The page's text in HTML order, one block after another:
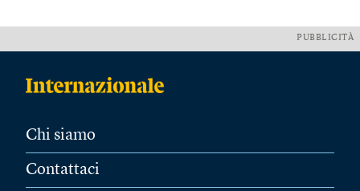
PUBBLICITÀ
Chi siamo
Contattaci